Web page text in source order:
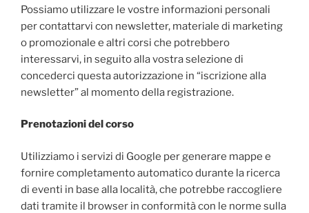
Possiamo utilizzare le vostre informazioni personali
per contattarvi con newsletter, materiale di marketing
o promozionale e altri corsi che potrebbero
interessarvi, in seguito alla vostra selezione di
concederci questa autorizzazione in “iscrizione alla
newsletter” al momento della registrazione.
Prenotazioni del corso
Utilizziamo i servizi di Google per generare mappe e
fornire completamento automatico durante la ricerca
di eventi in base alla località, che potrebbe raccogliere
dati tramite il browser in conformità con le norme sulla